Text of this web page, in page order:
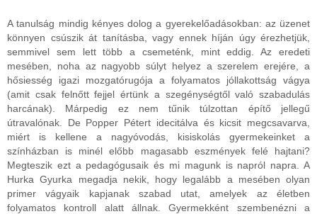
A tanulság mindig kényes dolog a gyerekelőadásokban: az üzenet
könnyen csúszik át tanításba, vagy ennek híján úgy érezhetjük,
semmivel sem lett több a csemeténk, mint eddig. Az eredeti
mesében, noha az nagyobb súlyt helyez a szerelem erejére, a
hősiesség igazi mozgatórugója a folyamatos jóllakottság vágya
(amit csak felnőtt fejjel értünk a szegénységtől való szabadulás
harcának). Márpedig ez nem tűnik túlzottan építő jellegű
útravalónak. De Popper Pétert idecitálva és kicsit megcsavarva,
miért is kellene a nagyóvodás, kisiskolás gyermekeinket a
színházban is minél előbb magasabb eszmények felé hajtani?
Megteszik ezt a pedagógusaik és mi magunk is napról napra. A
Hurka Gyurka megadja nekik, hogy legalább a mesében olyan
primer vágyaik kapjanak szabad utat, amelyek az életben
folyamatos kontroll alatt állnak. Gyermekként szembenézni a